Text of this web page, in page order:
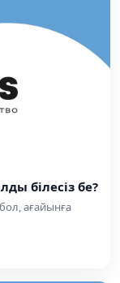
білесіз бе?
ағайынға